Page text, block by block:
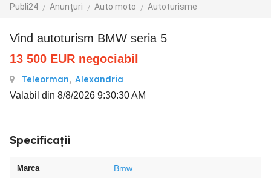
Publi24 Anunțuri Auto moto Autoturisme
vind autoturism BMW seria 5
13 500 EUR negociabil
Teleorman, Alexandria
Valabil din 8/8/2026 9:30:30 AM
Specificații
Marca Bmw